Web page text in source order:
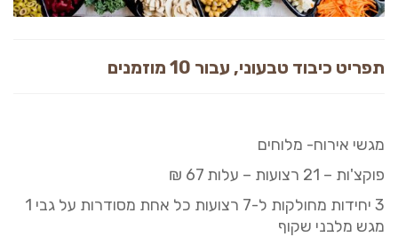
תפריט כיבוד טבעוני, עבור 10 מוזמנים
מגשי אירוח- מלוחים
פוקצ'ות – 21 רצועות – עלות 67
₪
3 יחידות מחולקות ל
-7 רצועות כל אחת מסודרות על גבי 1
מגש מלבני שקוף